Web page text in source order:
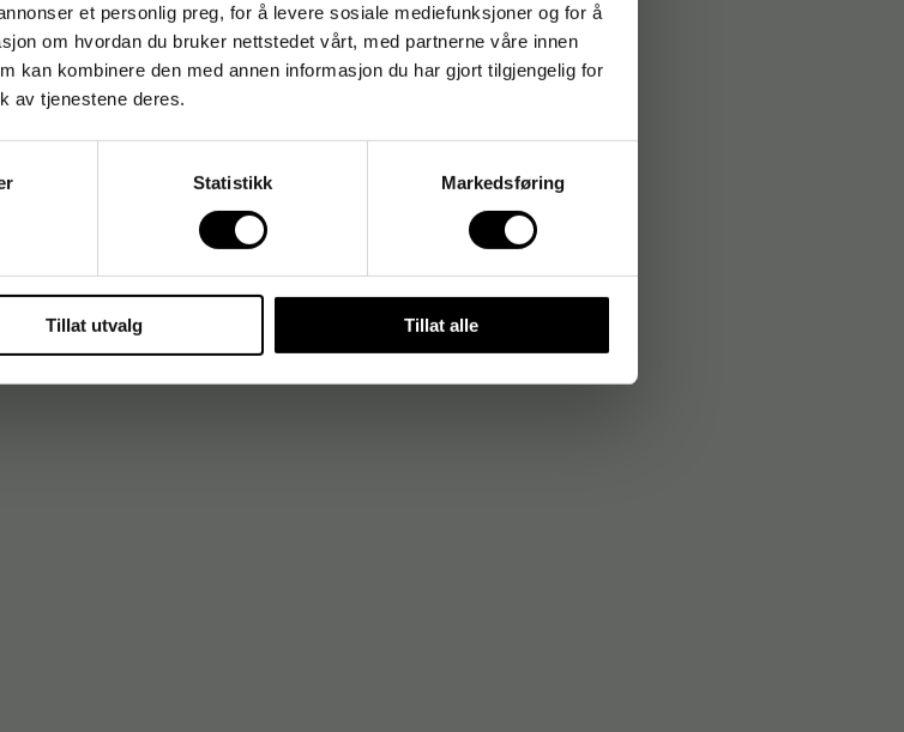
et personlig preg, for å levere sosiale mediefunksjoner og for å
om hvordan du bruker nettstedet vårt, med partnerne våre innen
kan kombinere den med annen informasjon du har gjort tilgjengelig for
av tjenestene deres.
Statistikk Markedsføring
Tillat utvalg Tillat alle